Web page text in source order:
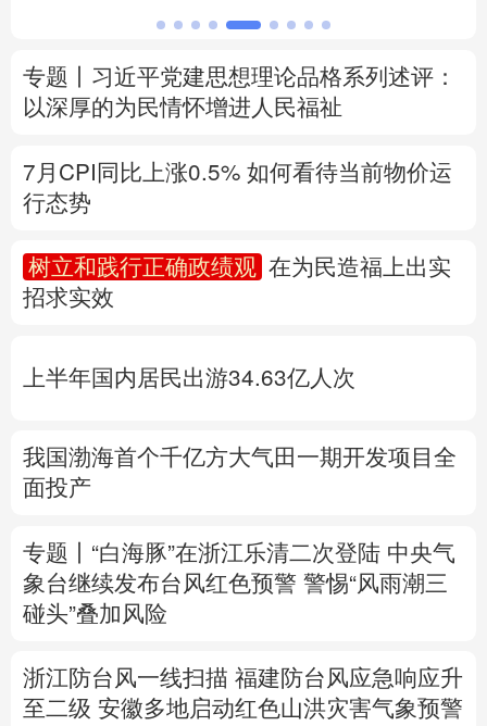
河南 湖北
广东 广西 海南 重庆
陕西
新疆 内蒙古
Русский язык 日本語 한국어
专题丨 习近平党建思想理论品格系列述评：
以深厚的为民情怀增进人民福祉
7月CPI同比上涨0.5% 如何看待当前物价运
行态势
树立和践行正确政绩观
在为民造福上出实
招求实效
上半年国内居民出游34.63亿人次
我国渤海首个千亿方大气田一期开发项目全
面投产
专题丨 “白海豚”在浙江乐清二次登陆 中央气
象台继续发布台风红色预警 警惕“风雨潮三
碰头”叠加风险
浙江防台风一线扫描 福建防台风应急响应升
至二级 安徽多地启动红色山洪灾害气象预警